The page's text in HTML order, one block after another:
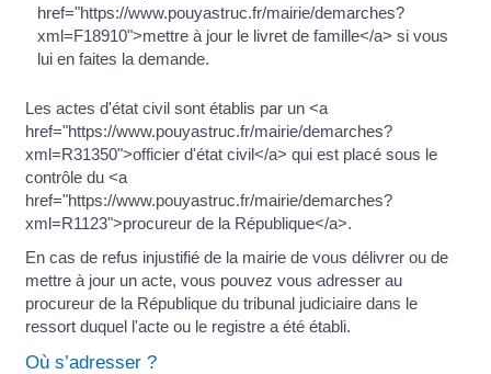
href="https://www.pouyastruc.fr/mairie/demarches?
xml=F18910">mettre à jour le livret de famille</a> si vous
lui en faites la demande.
Les actes d'état civil sont établis par un <a
href="https://www.pouyastruc.fr/mairie/demarches?
xml=R31350">officier d'état civil</a> qui est placé sous le
contrôle du <a
href="https://www.pouyastruc.fr/mairie/demarches?
xml=R1123">procureur de la République</a>.
En cas de refus injustifié de la mairie de vous délivrer ou de
mettre à jour un acte, vous pouvez vous adresser au
procureur de la République du tribunal judiciaire dans le
ressort duquel l'acte ou le registre a été établi.
Où s’adresser ?